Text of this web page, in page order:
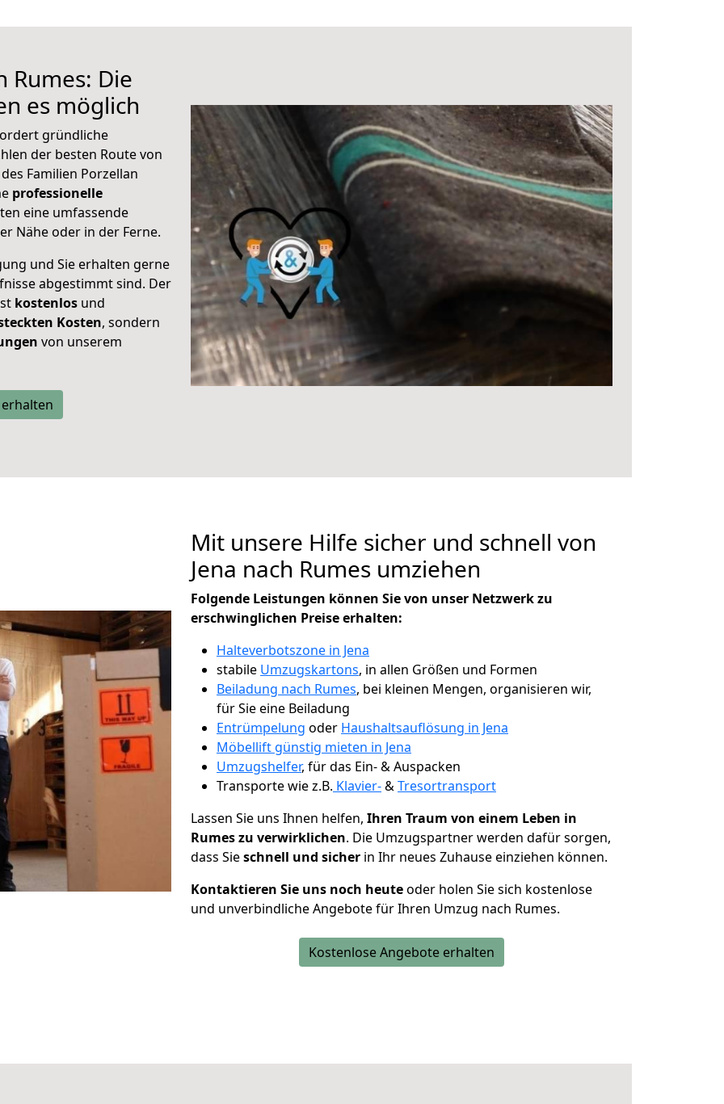
Rumes: Die
es möglich
gründliche
der besten Route von
Familien Porzellan
professionelle
eine umfassende
Nähe oder in der Ferne.
und Sie erhalten gerne
abgestimmt sind. Der
kostenlos und
Kosten, sondern
von unserem
Mit unsere Hilfe sicher und schnell von
Jena nach Rumes umziehen
Folgende Leistungen können Sie von unser Netzwerk zu
erschwinglichen Preise erhalten:
Halteverbotszone in Jena
stabile Umzugskartons, in allen Größen und Formen
Beiladung nach Rumes, bei kleinen Mengen, organisieren wir,
für Sie eine Beiladung
Entrümpelung oder Haushaltsauflösung in Jena
Möbellift günstig mieten in Jena
Umzugshelfer, für das Ein- & Auspacken
Transporte wie z.B. Klavier-&Tresortransport
Lassen Sie uns Ihnen helfen, Ihren Traum von einem Leben in
Rumes zu verwirklichen. Die Umzugspartner werden dafür sorgen,
dass Sieschnell und sicher in Ihr neues Zuhause einziehen können.
Kontaktieren Sie uns noch heuteoder holen Sie sich kostenlose
und unverbindliche Angebote für Ihren Umzug nach Rumes.
Kostenlose Angebote erhalten